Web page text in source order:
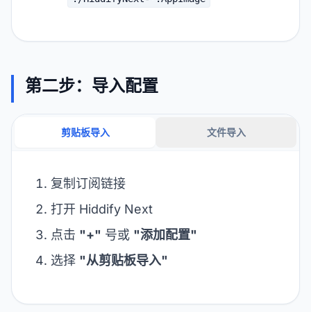
第二步：导入配置
剪贴板导入 文件导入
复制订阅链接
打开 Hiddify Next
点击 "+" 号或 "添加配置"
选择 "从剪贴板导入"